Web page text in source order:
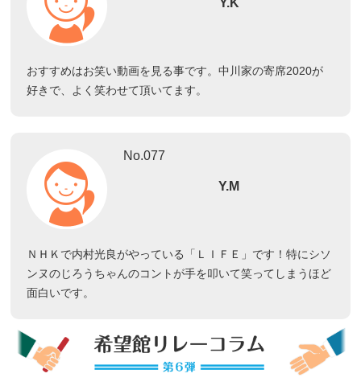
Y.K
おすすめはお笑い動画を見る事です。中川家の寄席2020が
好きで、よく笑わせて頂いてます。
No.077
Y.M
ＮＨＫで内村光良がやっている「ＬＩＦＥ」です！特にシソ
ンヌのじろうちゃんのコントが手を叩いて笑ってしまうほど
面白いです。